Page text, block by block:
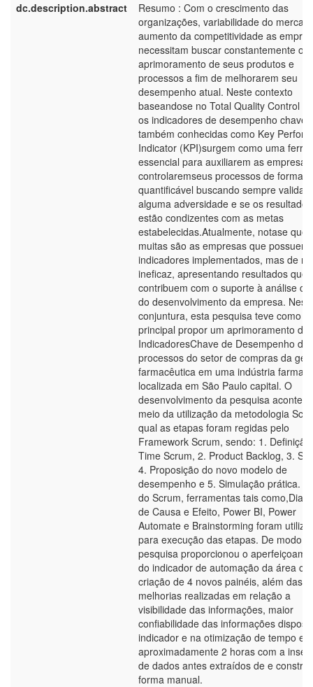
dc.description.abstract
Resumo : Com o crescimento das
organizações, variabilidade do
aumento da competitividade as
necessitam buscar constantemente o
aprimoramento de seus produtos e
processos a fim de melhorarem seu
desempenho atual. Neste contexto
baseando­se no Total Quality Control
os indicadores de desempenho chaves
também conhecidas como Key
Indicator (KPI)surgem como uma
essencial para auxiliarem as
controlaremseus processos de forma
quantificável buscando sempre validar
alguma adversidade e se os resultados
estão condizentes com as metas
estabelecidas.Atualmente, nota­se que
muitas são as empresas que possuem
indicadores implementados, mas de
ineficaz, apresentando resultados que
contribuem com o suporte à análise
do desenvolvimento da empresa.
conjuntura, esta pesquisa teve como
principal propor um aprimoramento dos
Indicadores­Chave de Desempenho dos
processos do setor de compras da
farmacêutica em uma indústria
localizada em São Paulo capital. O
desenvolvimento da pesquisa
meio da utilização da metodologia
qual as etapas foram regidas pelo
Framework Scrum, sendo: 1.
Time Scrum, 2. Product Backlog, 3.
4. Proposição do novo modelo de
desempenho e 5. Simulação prática.
do Scrum, ferramentas tais
de Causa e Efeito, Power BI, Power
Automate e Brainstorming foram
para execução das etapas. De modo
pesquisa proporcionou o
do indicador de automação da área
criação de 4 novos painéis, além das
melhorias realizadas em relação a
visibilidade das informações, maior
confiabilidade das informações
indicador e na otimização de tempo em
aproximadamente 2 horas com a
de dados antes extraídos de e
forma manual.